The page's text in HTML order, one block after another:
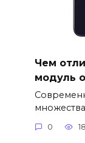
Чем
модуль
0 18